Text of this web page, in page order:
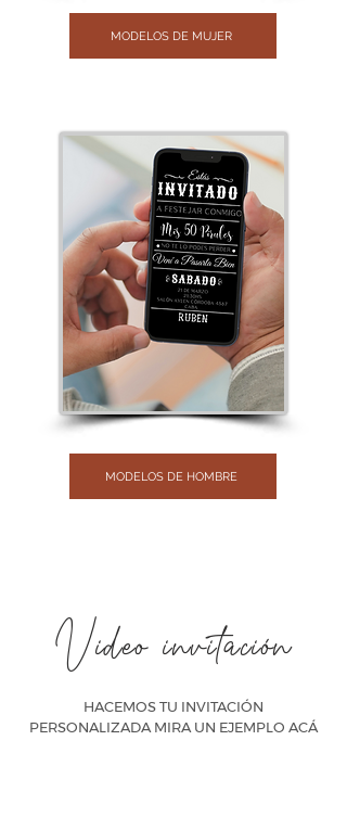
MODELOS DE MUJER
MODELOS DE HOMBRE
Video invitación
HACEMOS TU INVITACIÓN
PERSONALIZADA MIRA UN EJEMPLO ACÁ